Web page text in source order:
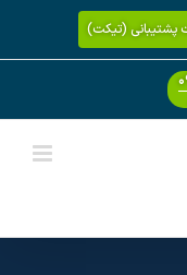
پشتیبانی (تیکت)